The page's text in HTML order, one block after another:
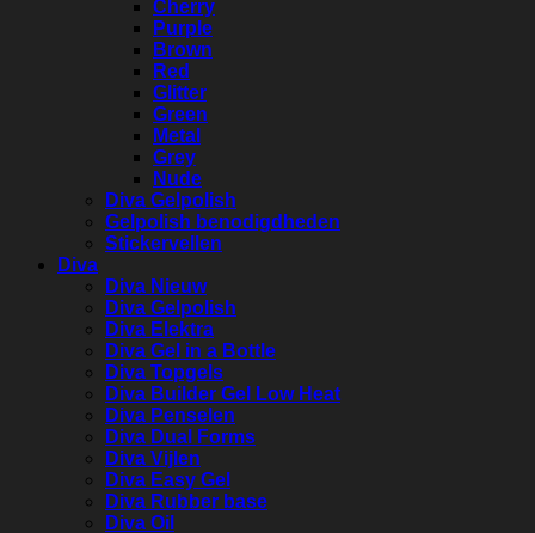
Cherry
Purple
Brown
Red
Glitter
Green
Metal
Grey
Nude
Diva Gelpolish
Gelpolish benodigdheden
Stickervellen
Diva
Diva Nieuw
Diva Gelpolish
Diva Elektra
Diva Gel in a Bottle
Diva Topgels
Diva Builder Gel Low Heat
Diva Penselen
Diva Dual Forms
Diva Vijlen
Diva Easy Gel
Diva Rubber base
Diva Oil